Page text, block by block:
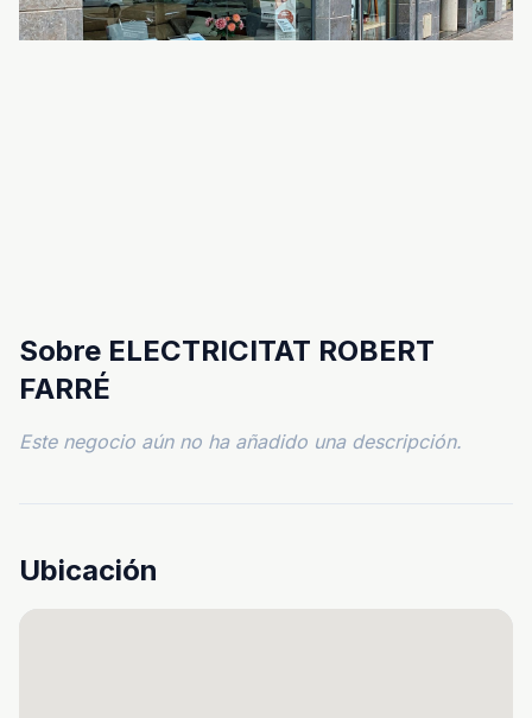
Sobre ELECTRICITAT ROBERT
FARRÉ
Este negocio aún no ha añadido una descripción.
Ubicación